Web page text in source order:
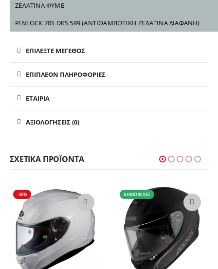
ΖΕΛΑΤΙΝΑ ΦΥΜΕ
PINLOCK 70S DKS 589(ΑΝΤΙΘΑΜΒΩΤΙΚΗ ΖΕΛΑΤΙΝΑ ΔΙΑΦΑΝΗ)
ΕΠΙΛΕΞΤΕ ΜΕΓΕΘΟΣ
ΕΠΙΠΛΈΟΝ ΠΛΗΡΟΦΟΡΊΕΣ
ΕΤΑΙΡΊΑ
ΑΞΙΟΛΟΓΉΣΕΙΣ (0)
ΣΧΕΤΙΚΆ ΠΡΟΪΌΝΤΑ
-36% ΔΗΜΟΦΙΛΈΣ